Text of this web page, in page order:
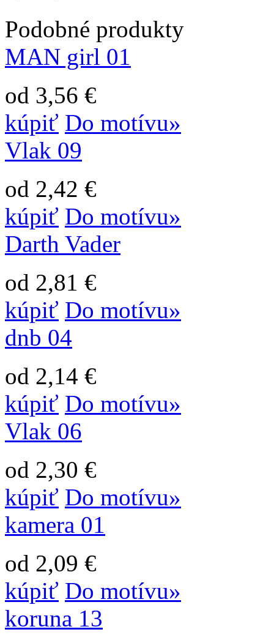
Podobné produkty
MAN girl 01
od 3,56 €
kúpiť Do motívu»
Vlak 09
od 2,42 €
kúpiť Do motívu»
Darth Vader
od 2,81 €
kúpiť Do motívu»
dnb 04
od 2,14 €
kúpiť Do motívu»
Vlak 06
od 2,30 €
kúpiť Do motívu»
kamera 01
od 2,09 €
kúpiť Do motívu»
koruna 13